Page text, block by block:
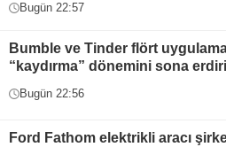
Bugün 22:57
Bumble ve Tinder flört
“kaydırma” dönemini sona
Bugün 22:56
Ford Fathom elektrikli aracı